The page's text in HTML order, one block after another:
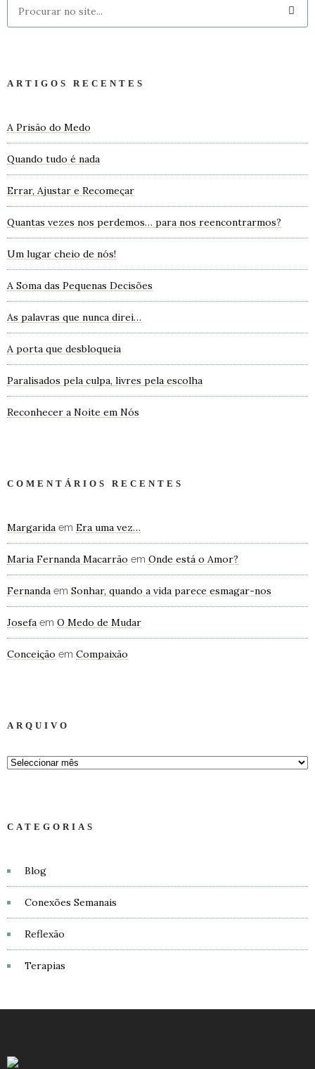
ARTIGOS RECENTES
A Prisão do Medo
Quando tudo é nada
Errar, Ajustar e Recomeçar
Quantas vezes nos perdemos… para nos reencontrarmos?
Um lugar cheio de nós!
A Soma das Pequenas Decisões
As palavras que nunca direi…
A porta que desbloqueia
Paralisados pela culpa, livres pela escolha
Reconhecer a Noite em Nós
COMENTÁRIOS RECENTES
Margarida em Era uma vez…
Maria Fernanda Macarrão em Onde está o Amor?
Fernanda em Sonhar, quando a vida parece esmagar-nos
Josefa em O Medo de Mudar
Conceição em Compaixão
ARQUIVO
CATEGORIAS
Blog
Conexões Semanais
Reflexão
Terapias